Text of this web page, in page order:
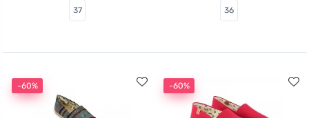
37 36
-60% -60%